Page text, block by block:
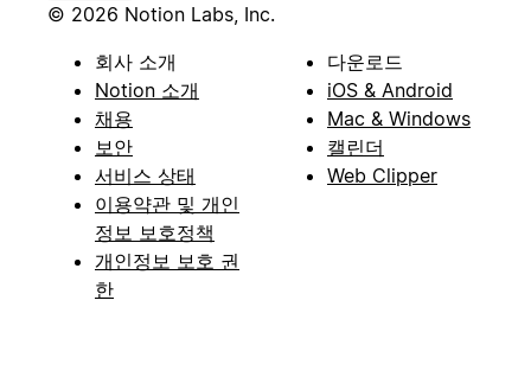
© 2026 Notion Labs, Inc.
회사 소개
Notion 소개
채용
보안
서비스 상태
이용약관 및 개인
정보 보호정책
개인정보 보호 권
한
다운로드
iOS & Android
Mac & Windows
캘린더
Web Clipper